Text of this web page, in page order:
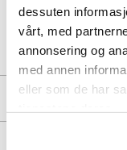
dessuten
vårt, med
annonsering og
med annen
eller som de har
Art. nr
87357001
Lev. art. nr25H4301
Produktdetaljer